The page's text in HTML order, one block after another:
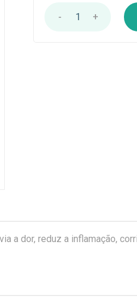
- 1 +
a dor, reduz a inflamação,